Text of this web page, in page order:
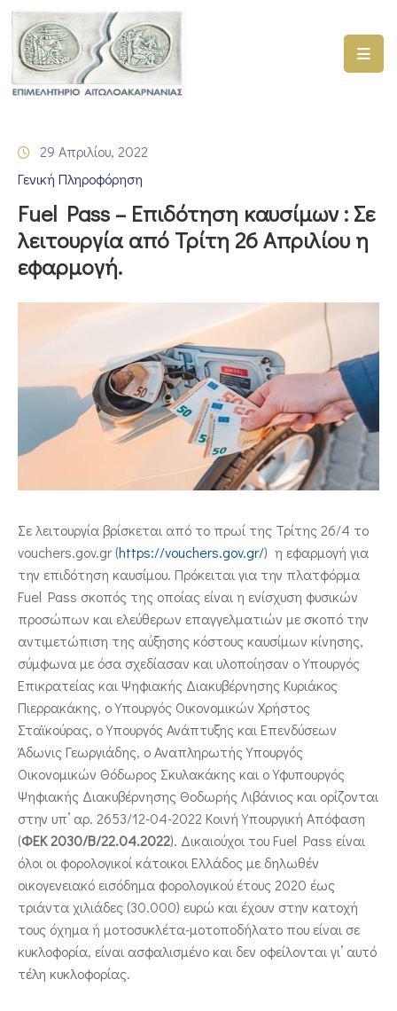
ΑΡΧΙΚΗ
ΓΕΜΗ
–
ΠΡΟΓΡΑΜΜΑΤΑ
ΕΠΙΜΕΛΗΤΗΡΙΟΥ
ΣΥΜΜΕΤΟΧΗ
ΕΠΙΚΑΙΡΟΤΗΤΑ
ΕΠΙΚΟΙΝΩΝΙΑ
29 Απριλίου, 2022
Γενική Πληροφόρηση
Fuel Pass – Επιδότηση καυσίμων : Σε
λειτουργία από Τρίτη 26 Απριλίου η
εφαρμογή.
Σε λειτουργία βρίσκεται από το πρωί της Τρίτης 26/4 το
vouchers.gov.gr (https://vouchers.gov.gr/) η εφαρμογή για
την επιδότηση καυσίμου. Πρόκειται για την πλατφόρμα
Fuel Pass σκοπός της οποίας είναι η ενίσχυση φυσικών
προσώπων και ελεύθερων επαγγελματιών με σκοπό την
αντιμετώπιση της αύξησης κόστους καυσίμων κίνησης,
σύμφωνα με όσα σχεδίασαν και υλοποίησαν ο Υπουργός
Επικρατείας και Ψηφιακής Διακυβέρνησης Κυριάκος
Πιερρακάκης, ο Υπουργός Οικονομικών Χρήστος
Σταϊκούρας, ο Υπουργός Ανάπτυξης και Επενδύσεων
Άδωνις Γεωργιάδης, ο Αναπληρωτής Υπουργός
Οικονομικών Θόδωρος Σκυλακάκης και ο Υφυπουργός
Ψηφιακής Διακυβέρνησης Θοδωρής Λιβάνιος και ορίζονται
στην υπ’ αρ. 2653/12-04-2022 Κοινή Υπουργική Απόφαση
(ΦΕΚ 2030/Β/22.04.2022). Δικαιούχοι του Fuel Pass είναι
όλοι οι φορολογικοί κάτοικοι Ελλάδος με δηλωθέν
οικογενειακό εισόδημα φορολογικού έτους 2020 έως
τριάντα χιλιάδες (30.000) ευρώ και έχουν στην κατοχή
τους όχημα ή μοτοσυκλέτα-μοτοποδήλατο που είναι σε
κυκλοφορία, είναι ασφαλισμένο και δεν οφείλονται γι’ αυτό
τέλη κυκλοφορίας.